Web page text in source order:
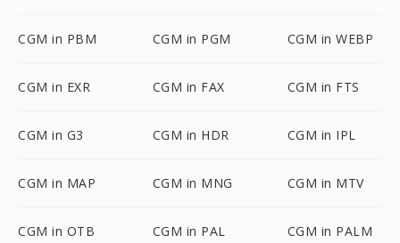
CGM in PBM CGM in PGM CGM in WEBP
CGM in EXR CGM in FAX CGM in FTS
CGM in G3 CGM in HDR CGM in IPL
CGM in MAP CGM in MNG CGM in MTV
CGM in OTB CGM in PAL CGM in PALM